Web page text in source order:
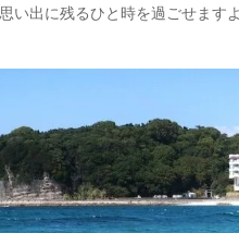
い出に残るひと時を過ごせます